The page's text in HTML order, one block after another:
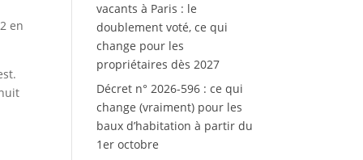
en
vacants à Paris : le
doublement voté, ce qui
change pour les
propriétaires dès 2027
Décret n° 2026-596 : ce qui
change (vraiment) pour les
baux d’habitation à partir du
1er octobre